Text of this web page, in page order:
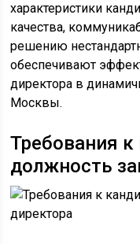
характеристики
качества,
решению
обеспечивают
директора в
Москвы.
Требования
должность